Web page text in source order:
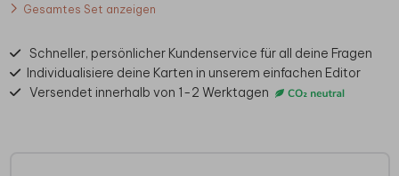
Gesamtes Set anzeigen
Schneller, persönlicher Kundenservice für all deine Fragen
Individualisiere deine Karten in unserem einfachen Editor
Versendet innerhalb von 1-2 Werktagen